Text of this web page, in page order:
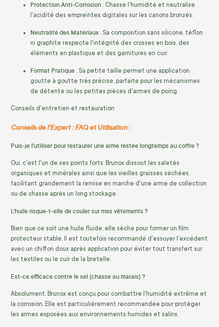
Protection Anti-Corrosion : Chasse l'humidité et neutralise
l'acidité des empreintes digitales sur les canons bronzés.
Neutralité des Matériaux : Sa composition sans silicone, téflon
ni graphite respecte l'intégrité des crosses en bois, des
éléments en plastique et des garnitures en cuir.
Format Pratique : Sa petite taille permet une application
goutte à goutte très précise, parfaite pour les mécanismes
de détente ou les petites pièces d'armes de poing.
Conseils d'entretien et restauration
Conseils de l'Expert : FAQ et Utilisation :
Puis-je l'utiliser pour restaurer une arme restée longtemps au coffre ?
Oui, c'est l'un de ses points forts. Brunox dissout les saletés
organiques et minérales ainsi que les vieilles graisses séchées,
facilitant grandement la remise en marche d'une arme de collection
ou de chasse après un long stockage.
L'huile risque-t-elle de couler sur mes vêtements ?
Bien que ce soit une huile fluide, elle sèche pour former un film
protecteur stable. Il est toutefois recommandé d'essuyer l'excédent
avec un chiffon doux après application pour éviter tout transfert sur
les textiles ou le cuir de la bretelle.
Est-ce efficace contre le sel (chasse au marais) ?
Absolument. Brunox est conçu pour combattre l'humidité extrême et
la corrosion. Elle est particulièrement recommandée pour protéger
les armes exposées aux environnements humides et salins.